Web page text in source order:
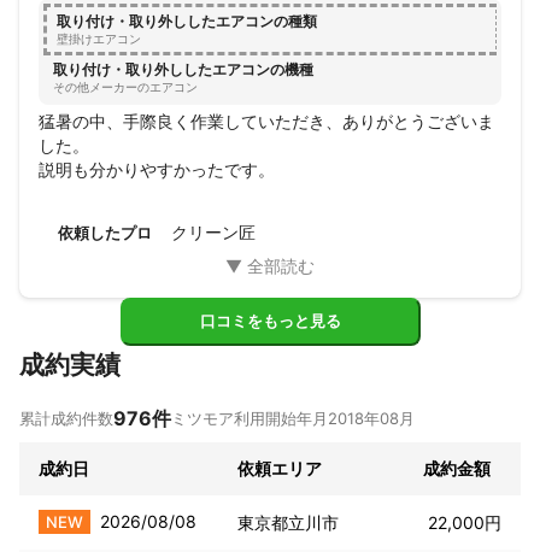
取り付け・取り外ししたエアコンの種類
壁掛けエアコン
取り付け・取り外ししたエアコンの機種
その他メーカーのエアコン
猛暑の中、手際良く作業していただき、ありがとうございま
した。
説明も分かりやすかったです。
依頼したプロ クリーン匠
口コミをもっと見る
成約実績
累計成約件数976件ミツモア利用開始年月 2018年08月
成約日 依頼エリア 成約金額
NEW 2026/08/08 東京都立川市 22,000円